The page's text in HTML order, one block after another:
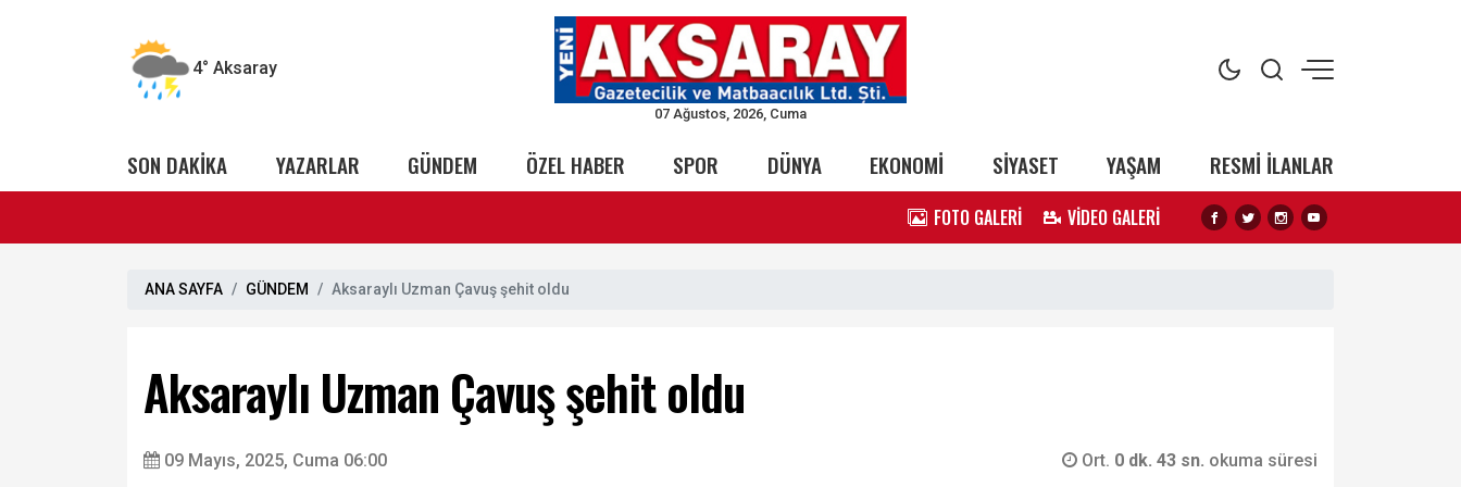
4° Aksaray
07 Ağustos, 2026, Cuma
SON DAKİKA YAZARLAR GÜNDEM ÖZEL HABER SPOR DÜNYA EKONOMİ SİYASET YAŞAM RESMİ İLANLAR
FOTO GALERİ VİDEO GALERİ
ANA SAYFA GÜNDEM Aksaraylı Uzman Çavuş şehit oldu
Aksaraylı Uzman Çavuş şehit oldu
09 Mayıs, 2025, Cuma 06:00 Ort. 0 dk. 43 sn. okuma süresi